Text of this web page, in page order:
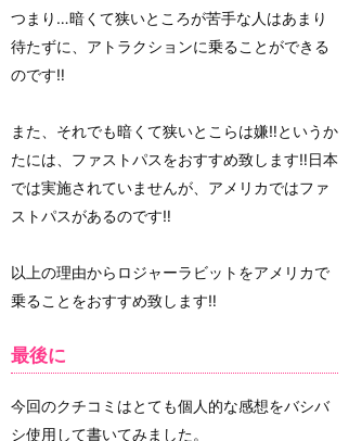
つまり…暗くて狭いところが苦手な人はあまり
待たずに、アトラクションに乗ることができる
のです‼
また、それでも暗くて狭いとこらは嫌‼というか
たには、ファストパスをおすすめ致します‼日本
では実施されていませんが、アメリカではファ
ストパスがあるのです‼
以上の理由からロジャーラビットをアメリカで
乗ることをおすすめ致します‼
最後に
今回のクチコミはとても個人的な感想をバシバ
シ使用して書いてみました。